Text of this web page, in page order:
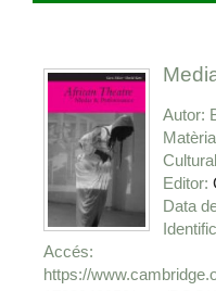
Autor
Matèria
Editor
Data
https://